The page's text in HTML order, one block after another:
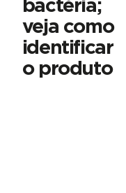
bactéria;
veja como
identificar
o produto